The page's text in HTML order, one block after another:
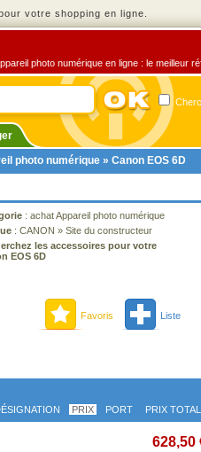
votre shopping en ligne.
photo numérique en ligne : le meilleur
photo numérique » Canon EOS 6D
: achat Appareil photo numérique
: CANON » Site du constructeur
les accessoires pour votre
EOS 6D
Favoris Liste
PRIX PORT PRIX TOTAL
628,50